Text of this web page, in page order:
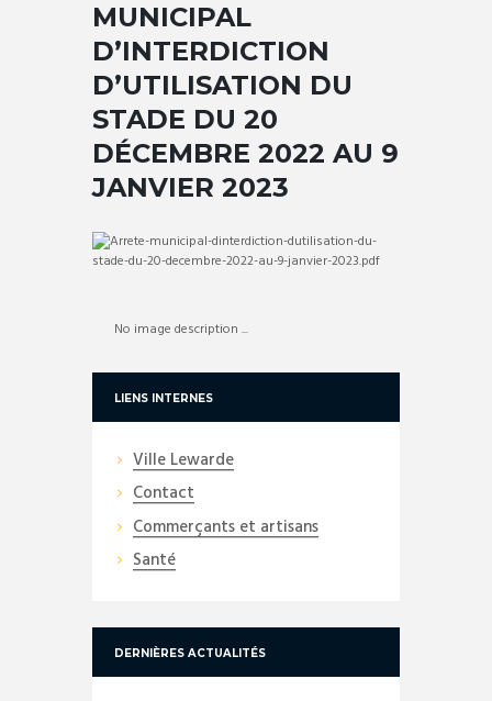
MUNICIPAL
D’INTERDICTION
D’UTILISATION DU
STADE DU 20
DÉCEMBRE 2022 AU 9
JANVIER 2023
No image description ...
LIENS INTERNES
Ville Lewarde
Contact
Commerçants et artisans
Santé
DERNIÈRES ACTUALITÉS